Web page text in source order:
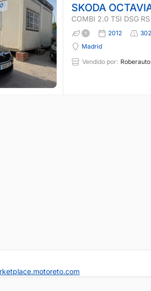
SKODA
COMBI 2.0 TSI DSG RS
2012
Madrid
Vendido por: Roberauto